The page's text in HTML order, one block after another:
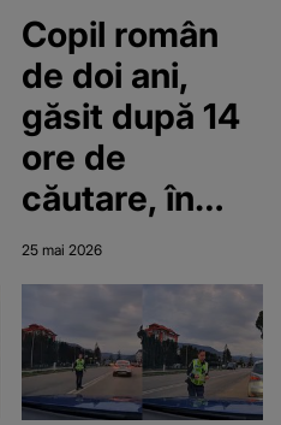
Copil român
de doi ani,
găsit după 14
ore de
căutare, în
Suedia: „L-am
văzut pe
acest micuț
stând singur
în pădure”
25 mai 2026